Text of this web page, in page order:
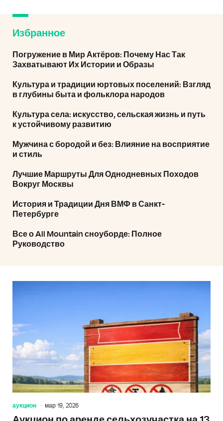
Избранное
Погружение в Мир Актёров: Почему Нас Так
Захватывают Их Истории и Образы
Культура и традиции юртовых поселений: Взгляд
в глубины быта и фольклора народов
Культура села: искусство, сельская жизнь и путь
к устойчивому развитию
Мужчина с бородой и без: Влияние на восприятие
и стиль
Лучшие Маршруты Для Однодневных Походов
Вокруг Москвы
История и Традиции Дня ВМФ в Санкт-
Петербурге
Все о All Mountain сноуборде: Полное
Руководство
аукцион мар 19, 2026